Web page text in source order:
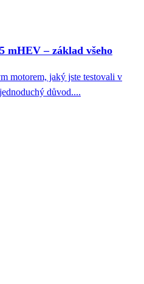
mHEV – základ všeho
motorem, jaký jste testovali v
důvod....